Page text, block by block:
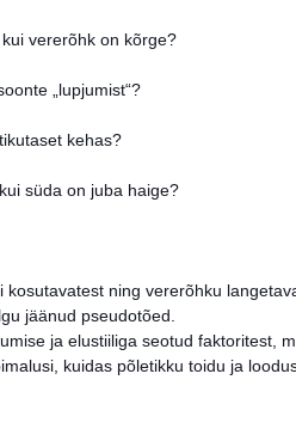
vererõhk on kõrge?
„lupjumist“?
kehas?
süda on juba haige?
kosutavatest ning vererõhku
jäänud pseudotõed.
ja elustiiliga seotud faktoritest,
kuidas põletikku toidu ja